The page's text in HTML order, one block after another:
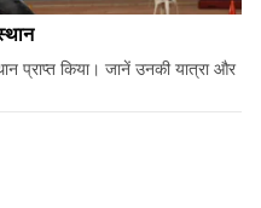
प्राप्त किया। जानें उनकी यात्रा और